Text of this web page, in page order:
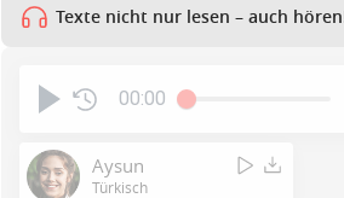
Texte nicht nur lesen – auch
00:00
Aysun
Türkisch